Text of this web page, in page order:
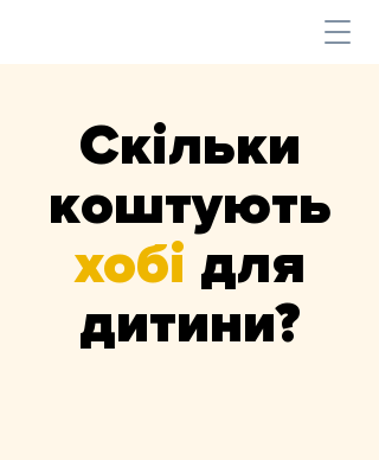
Скільки
коштують
хобі для
дитини?